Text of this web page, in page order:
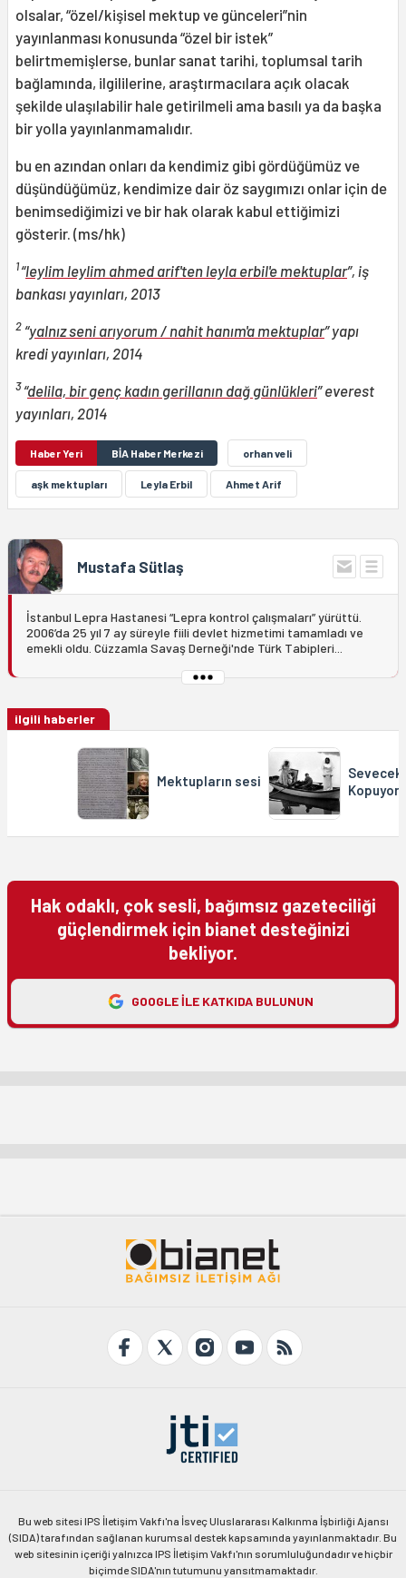
olsalar, “özel/kişisel mektup ve günceleri”nin
yayınlanması konusunda “özel bir istek”
belirtmemişlerse, bunlar sanat tarihi, toplumsal tarih
bağlamında, ilgililerine, araştırmacılara açık olacak
şekilde ulaşılabilir hale getirilmeli ama basılı ya da başka
bir yolla yayınlanmamalıdır.
bu en azından onları da kendimiz gibi gördüğümüz ve
düşündüğümüz, kendimize dair öz saygımızı onlar için de
benimsediğimizi ve bir hak olarak kabul ettiğimizi
gösterir. (ms/hk)
1“leylim leylim ahmed arif'ten leyla erbil'e mektuplar”, iş
bankası yayınları, 2013
2 “yalnız seni arıyorum / nahit hanım'a mektuplar” yapı
kredi yayınları, 2014
3“delila, bir genç kadın gerillanın dağ günlükleri” everest
yayınları, 2014
Haber Yeri BİA Haber Merkezi orhan veli
aşk mektupları Leyla Erbil Ahmet Arif
Mustafa Sütlaş
İstanbul Lepra Hastanesi “Lepra kontrol çalışmaları” yürüttü.
2006’da 25 yıl 7 ay süreyle fiili devlet hizmetimi tamamladı ve
emekli oldu. Cüzzamla Savaş Derneği'nde Türk Tabipleri...
ilgili haberler
Mektupların sesi
Kopuyor
Hak odaklı, çok sesli, bağımsız gazeteciliği
güçlendirmek için bianet desteğinizi
bekliyor.
GOOGLE ILE KATKIDA BULUNUN
Bu web sitesi IPS İletişim Vakfı'na İsveç Uluslararası Kalkınma İşbirliği Ajansı
(SIDA) tarafından sağlanan kurumsal destek kapsamında yayınlanmaktadır. Bu
web sitesinin içeriği yalnızca IPS İletişim Vakfı'nın sorumluluğundadır ve hiçbir
biçimde SIDA'nın tutumunu yansıtmamaktadır.